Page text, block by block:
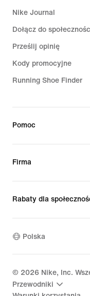
Nike Journal
Dołącz do
Prześlij opinię
Kody promocyjne
Running Shoe Finder
Pomoc
Firma
Rabaty dla
Polska
© 2026 Nike, Inc.
Przewodniki